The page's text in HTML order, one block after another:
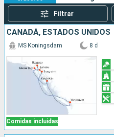
Filtrar
CANADÁ, ESTADOS UNIDOS
Comidas incluidas
MS Koningsdam 8 d